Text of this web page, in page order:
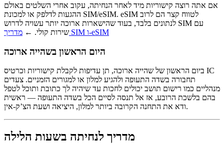
אם אתה רוצה קישוריות מיד לאחר הנחיתה, עקוב אחרי השלטים באולם
ההגעות לדלפק או למכונת SIM/eSIM. eSIM לטווח קצר הם לרוב
לנתונים בלבד, בעוד שהישארות ארוכה יותר עשויה לדרוש SIM עם
שירות קולי. ←
מדריך SIM ו-eSIM
היום הראשון בשהייה ארוכה
ביום הראשון של שהייה ארוכה, תן עדיפות לקבלת קישוריות וכרטיס IC
תחבורה בשדה התעופה ולהגיע למלון או למגורים הזמניים. צעדים
מנהליים כמו רישום תושב יכולים לחכות עד שיהיה לך כתובת ותוכל לטפל
בהם בלשכת הרובע, אז אל תנסה לסיים הכל בשדה התעופה — ראשית
ודא את התחנה הקרובה ביותר למלון, היציאה ושעת הצ’ק-אין.
מדריך לנחיתה בשעות הלילה